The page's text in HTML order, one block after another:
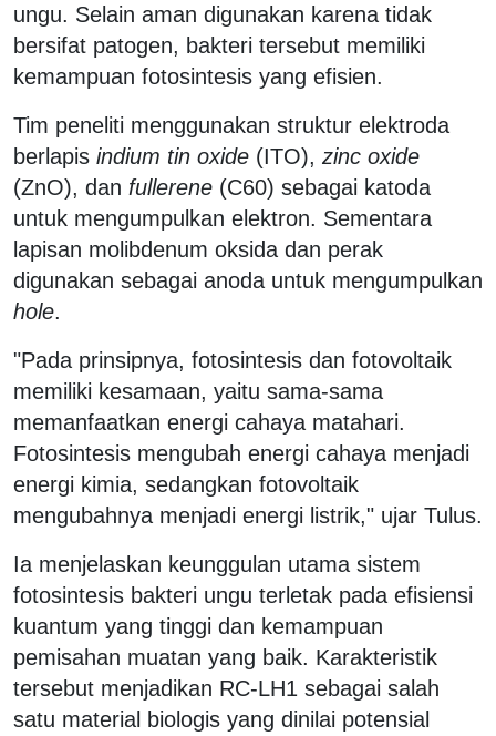
ungu. Selain aman digunakan karena tidak
bersifat patogen, bakteri tersebut memiliki
kemampuan fotosintesis yang efisien.
Tim peneliti menggunakan struktur elektroda
berlapis indium tin oxide (ITO), zinc oxide
(ZnO), dan fullerene (C60) sebagai katoda
untuk mengumpulkan elektron. Sementara
lapisan molibdenum oksida dan perak
digunakan sebagai anoda untuk mengumpulkan
hole.
"Pada prinsipnya, fotosintesis dan fotovoltaik
memiliki kesamaan, yaitu sama-sama
memanfaatkan energi cahaya matahari.
Fotosintesis mengubah energi cahaya menjadi
energi kimia, sedangkan fotovoltaik
mengubahnya menjadi energi listrik," ujar Tulus.
Ia menjelaskan keunggulan utama sistem
fotosintesis bakteri ungu terletak pada efisiensi
kuantum yang tinggi dan kemampuan
pemisahan muatan yang baik. Karakteristik
tersebut menjadikan RC-LH1 sebagai salah
satu material biologis yang dinilai potensial